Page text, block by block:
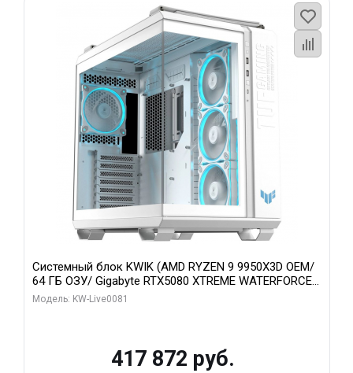
Системный блок KWIK (AMD RYZEN 9 9950X3D OEM/
64 ГБ ОЗУ/ Gigabyte RTX5080 XTREME WATERFORCE
16GB GDDR7 256bit/ 1 ТБ SSD)
Модель: KW-Live0081
417 872 руб.